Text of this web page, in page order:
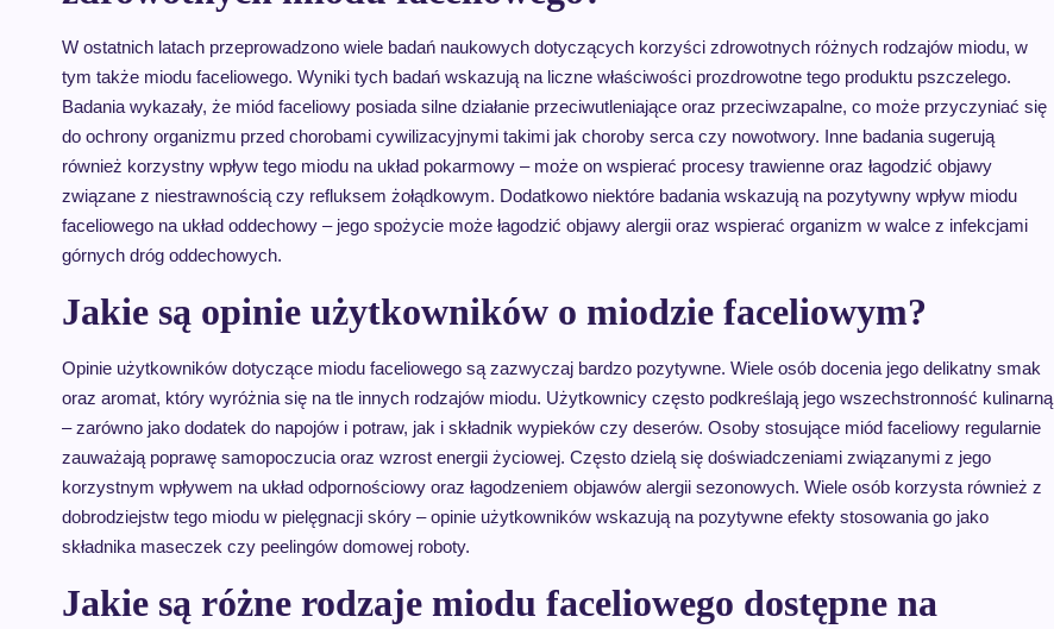
W ostatnich latach przeprowadzono wiele badań naukowych dotyczących korzyści zdrowotnych różnych rodzajów miodu, w
tym także miodu faceliowego. Wyniki tych badań wskazują na liczne właściwości prozdrowotne tego produktu pszczelego.
Badania wykazały, że miód faceliowy posiada silne działanie przeciwutleniające oraz przeciwzapalne, co może przyczyniać się
do ochrony organizmu przed chorobami cywilizacyjnymi takimi jak choroby serca czy nowotwory. Inne badania sugerują
również korzystny wpływ tego miodu na układ pokarmowy – może on wspierać procesy trawienne oraz łagodzić objawy
związane z niestrawnością czy refluksem żołądkowym. Dodatkowo niektóre badania wskazują na pozytywny wpływ miodu
faceliowego na układ oddechowy – jego spożycie może łagodzić objawy alergii oraz wspierać organizm w walce z infekcjami
górnych dróg oddechowych.
Jakie są opinie użytkowników o miodzie faceliowym?
Opinie użytkowników dotyczące miodu faceliowego są zazwyczaj bardzo pozytywne. Wiele osób docenia jego delikatny smak
oraz aromat, który wyróżnia się na tle innych rodzajów miodu. Użytkownicy często podkreślają jego wszechstronność kulinarną
– zarówno jako dodatek do napojów i potraw, jak i składnik wypieków czy deserów. Osoby stosujące miód faceliowy regularnie
zauważają poprawę samopoczucia oraz wzrost energii życiowej. Często dzielą się doświadczeniami związanymi z jego
korzystnym wpływem na układ odpornościowy oraz łagodzeniem objawów alergii sezonowych. Wiele osób korzysta również z
dobrodziejstw tego miodu w pielęgnacji skóry – opinie użytkowników wskazują na pozytywne efekty stosowania go jako
składnika maseczek czy peelingów domowej roboty.
Jakie są różne rodzaje miodu faceliowego dostępne na